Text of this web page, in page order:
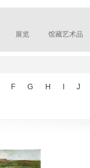
展览 馆藏艺术品
F G H I J